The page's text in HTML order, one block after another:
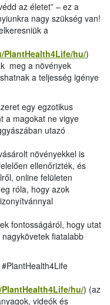
az életet” – ez a
nagy szükség van!
a
PlantHealth4Life/hu/)
meg a növények
a teljesség igénye
egy egzotikus
a magokat ne vigye
utazó
növényekkel is
ellenőrizték, és
online felületen
róla, hogy azok
fontosságáról, hogy utat
fiatalabb
hu/) (az
videók és